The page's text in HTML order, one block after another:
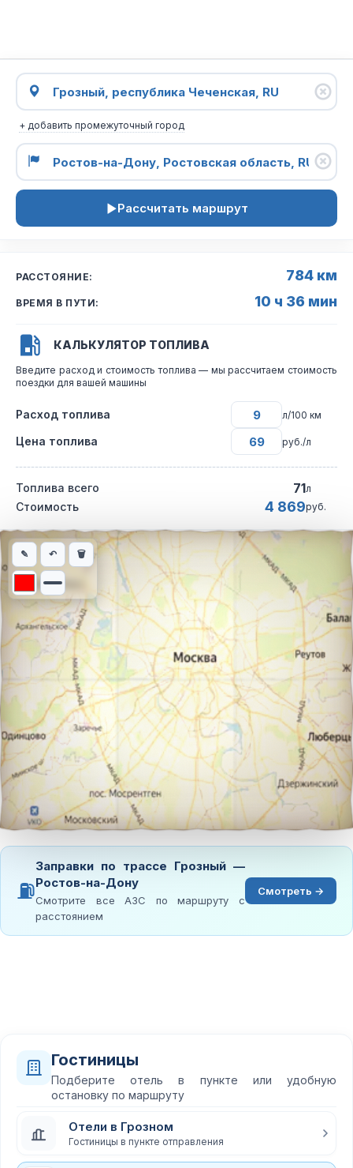
+ добавить промежуточный город
Рассчитать маршрут
РАССТОЯНИЕ: 784 км
ВРЕМЯ В ПУТИ: 10 ч 36 мин
КАЛЬКУЛЯТОР ТОПЛИВА
Введите расход и стоимость топлива — мы рассчитаем стоимость
поездки для вашей машины
Расход топлива л/100 км
Цена топлива руб./л
Топлива всего 71л
Стоимость 4 869руб.
Интерактивная карта автомобильного маршрута из города
✎ ↶ 🗑
⛽
Заправки по трассе Грозный —
Ростов-на-Дону
Смотрите все АЗС по маршруту с
расстоянием
Смотреть →
Гостиницы
Подберите отель в пункте или удобную
остановку по маршруту
Отели в Грозном
Гостиницы в пункте отправления